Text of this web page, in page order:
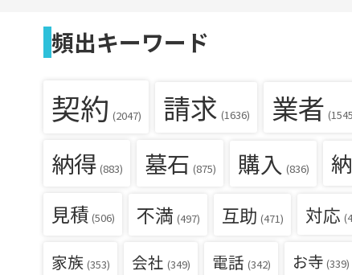
頻出キーワード
契約 (2047) 請求 (1636) 業者
納得 (883) 墓石 (875) 購入 (836)
見積 (506) 不満 (497) 互助 (471) 対応
家族 (353) 会社 (349) 電話 (342) お寺 (339)